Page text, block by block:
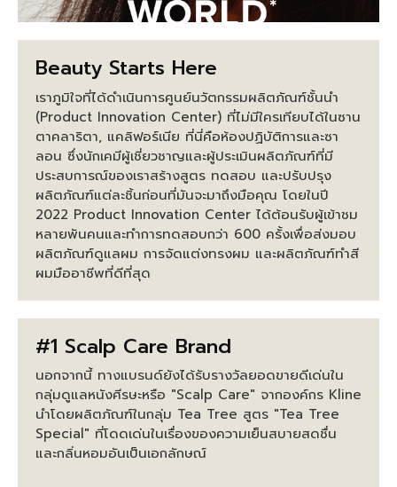
Beauty Starts Here
เราภูมิใจที่ได้ดำเนินการศูนย์นวัตกรรมผลิตภัณฑ์ชั้นนำ
(Product Innovation Center) ที่ไม่มีใครเทียบได้ในซาน
ตาคลาริตา, แคลิฟอร์เนีย ที่นี่คือห้องปฏิบัติการและซา
ลอน ซึ่งนักเคมีผู้เชี่ยวชาญและผู้ประเมินผลิตภัณฑ์ที่มี
ประสบการณ์ของเราสร้างสูตร ทดสอบ และปรับปรุง
ผลิตภัณฑ์แต่ละชิ้นก่อนที่มันจะมาถึงมือคุณ โดยในปี
2022 Product Innovation Center ได้ต้อนรับผู้เข้าชม
หลายพันคนและทำการทดสอบกว่า 600 ครั้งเพื่อส่งมอบ
ผลิตภัณฑ์ดูแลผม การจัดแต่งทรงผม และผลิตภัณฑ์ทำสี
ผมมืออาชีพที่ดีที่สุด
#1 Scalp Care Brand
นอกจากนี้ ทางแบรนด์ยังได้รับรางวัลยอดขายดีเด่นใน
กลุ่มดูแลหนังศีรษะหรือ "Scalp Care" จากองค์กร Kline
นำโดยผลิตภัณฑ์ในกลุ่ม Tea Tree สูตร "Tea Tree
Special" ที่โดดเด่นในเรื่องของความเย็นสบายสดชื่น
และกลิ่นหอมอันเป็นเอกลักษณ์